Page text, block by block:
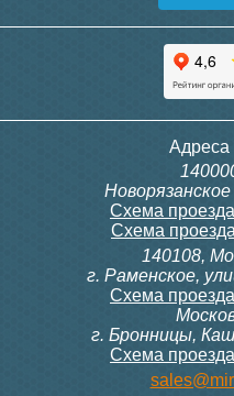
Адреса
Схема
Схема
140108,
г. Раменское,
Схема
г. Бронницы,
Схема